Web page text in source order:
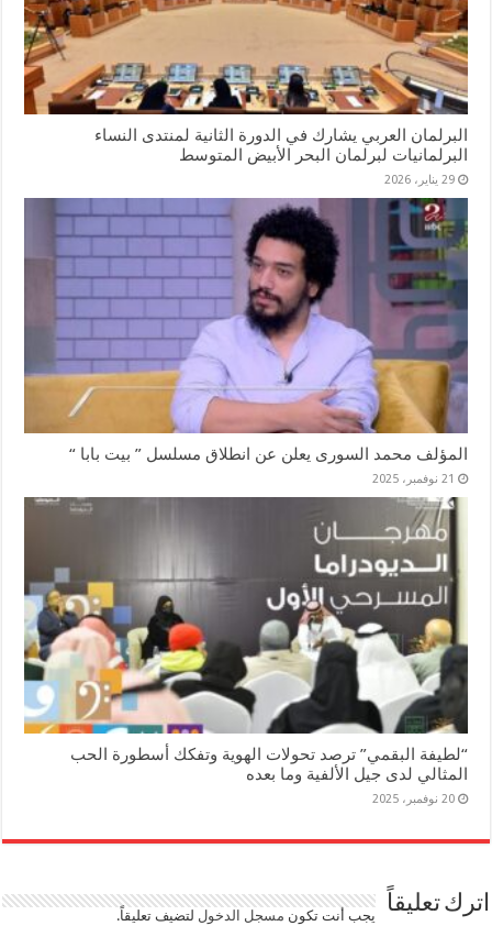
البرلمان العربي يشارك في الدورة الثانية لمنتدى النساء
البرلمانيات لبرلمان البحر الأبيض المتوسط
29 يناير، 2026
المؤلف محمد السورى يعلن عن انطلاق مسلسل ” بيت بابا “
21 نوفمبر، 2025
“لطيفة البقمي” ترصد تحولات الهوية وتفكك أسطورة الحب
المثالي لدى جيل الألفية وما بعده
20 نوفمبر، 2025
اترك تعليقاً يجب أنت تكون مسجل الدخوللتضيف تعليقاً.